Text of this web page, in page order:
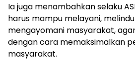
Ia juga menambahkan selaku
harus mampu melayani,
mengayomani masyarakat,
dengan cara memaksimalkan
masyarakat.